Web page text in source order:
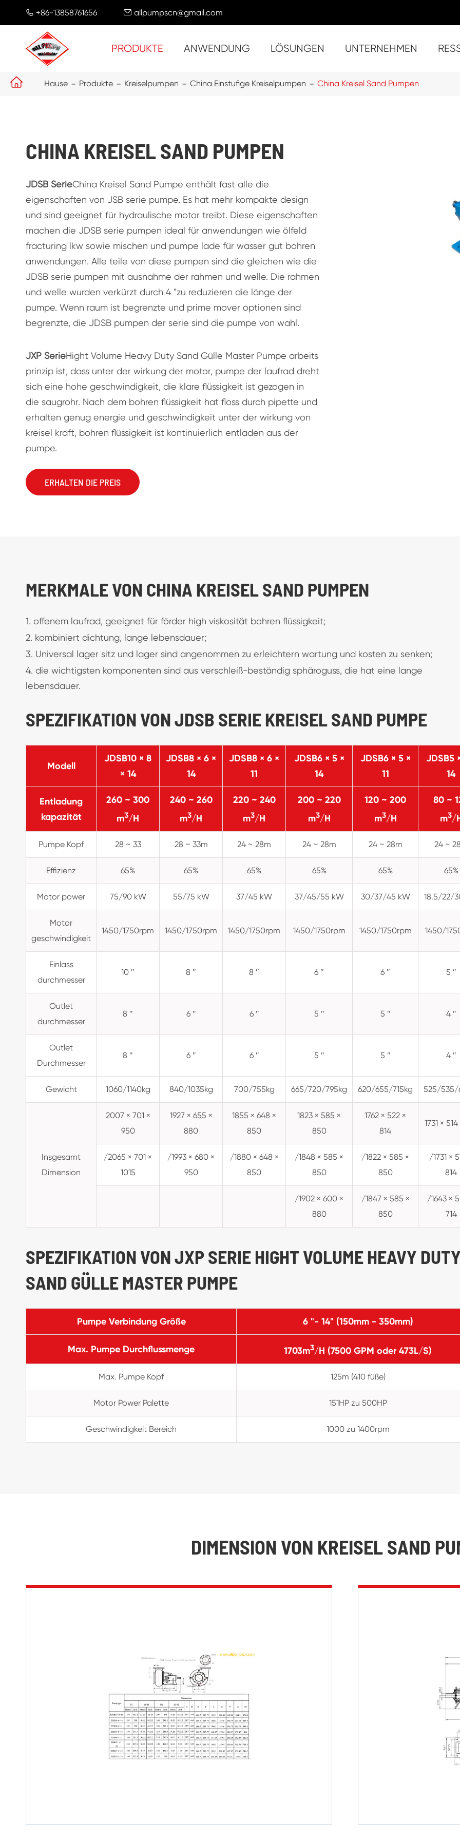
 +86-13858761656  allpumpscn@gmail.com
PRODUKTE ANWENDUNG LÖSUNGEN UNTERNEHMEN
 Hause Produkte Kreiselpumpen China Einstufige Kreiselpumpen China Kreisel Sand Pumpen
CHINA KREISEL SAND PUMPEN
JDSB SerieChina Kreisel Sand Pumpe enthält fast alle die
eigenschaften von JSB serie pumpe. Es hat mehr kompakte design
und sind geeignet für hydraulische motor treibt. Diese eigenschaften
machen die JDSB serie pumpen ideal für anwendungen wie ölfeld
fracturing lkw sowie mischen und pumpe lade für wasser gut bohren
anwendungen. Alle teile von diese pumpen sind die gleichen wie die
JDSB serie pumpen mit ausnahme der rahmen und welle. Die rahmen
und welle wurden verkürzt durch 4 "zu reduzieren die länge der
pumpe. Wenn raum ist begrenzte und prime mover optionen sind
begrenzte, die JDSB pumpen der serie sind die pumpe von wahl.
JXP SerieHight Volume Heavy Duty Sand Gülle Master Pumpe arbeits
prinzip ist, dass unter der wirkung der motor, pumpe der laufrad dreht
sich eine hohe geschwindigkeit, die klare flüssigkeit ist gezogen in
die saugrohr. Nach dem bohren flüssigkeit hat floss durch pipette und
erhalten genug energie und geschwindigkeit unter der wirkung von
kreisel kraft, bohren flüssigkeit ist kontinuierlich entladen aus der
pumpe.
ERHALTEN DIE PREIS
MERKMALE VON CHINA KREISEL SAND PUMPEN
1. offenem laufrad, geeignet für förder high viskosität bohren flüssigkeit;
2. kombiniert dichtung, lange lebensdauer;
3. Universal lager sitz und lager sind angenommen zu erleichtern wartung und kosten zu senken;
4. die wichtigsten komponenten sind aus verschleiß-beständig sphäroguss, die hat eine lange
lebensdauer.
SPEZIFIKATION VON JDSB SERIE KREISEL SAND PUMPE
Modell
JDSB10 × 8
× 14
JDSB8 × 6 ×
14
JDSB8 × 6 ×
11
JDSB6 × 5 ×
14
JDSB6 × 5 ×
11
JDSB5
14
Entladung
kapazität
260 ~ 300
m3/H
240 ~ 260
m3/H
220 ~ 240
m3/H
200 ~ 220
m3/H
120 ~ 200
m3/H
80 ~
m3/
Pumpe Kopf 28 ~ 33 28 ~ 33m 24 ~ 28m 24 ~ 28m 24 ~ 28m 24 ~
Effizienz 65% 65% 65% 65% 65% 65%
Motor power 75/90 kW 55/75 kW 37/45 kW 37/45/55 kW 30/37/45 kW 18.5/22/
Motor
geschwindigkeit
1450/1750rpm 1450/1750rpm 1450/1750rpm 1450/1750rpm 1450/1750rpm 1450/
Einlass
durchmesser
10 ″ 8 ″ 8 ″ 6 ″ 6 ″ 5 ″
Outlet
durchmesser
8 ″ 6 ″ 6 ″ 5 ″ 5 ″ 4 ″
Outlet
Durchmesser
8 ″ 6 ″ 6 ″ 5 ″ 5 ″ 4 ″
Gewicht 1060/1140kg 840/1035kg 700/755kg 665/720/795kg 620/655/715kg 525/535/
Insgesamt
Dimension
2007 × 701 ×
950
1927 × 655 ×
880
1855 × 648 ×
850
1823 × 585 ×
850
1762 × 522 ×
814
1731 ×
/2065 × 701 ×
1015
/1993 × 680 ×
950
/1880 × 648 ×
850
/1848 × 585 ×
850
/1822 × 585 ×
850
/1731 ×
814
/1902 × 600 ×
880
/1847 × 585 ×
850
/1643 ×
714
SPEZIFIKATION VON JXP SERIE HIGHT VOLUME HEAVY DUTY
SAND GÜLLE MASTER PUMPE
Pumpe Verbindung Größe 6 "- 14" (150mm - 350mm)
Max. Pumpe Durchflussmenge 1703m3/H (7500 GPM oder 473L/S)
Max. Pumpe Kopf 125m (410 füße)
Motor Power Palette 151HP zu 500HP
Geschwindigkeit Bereich 1000 zu 1400rpm
DIMENSION VON KREISEL SAND